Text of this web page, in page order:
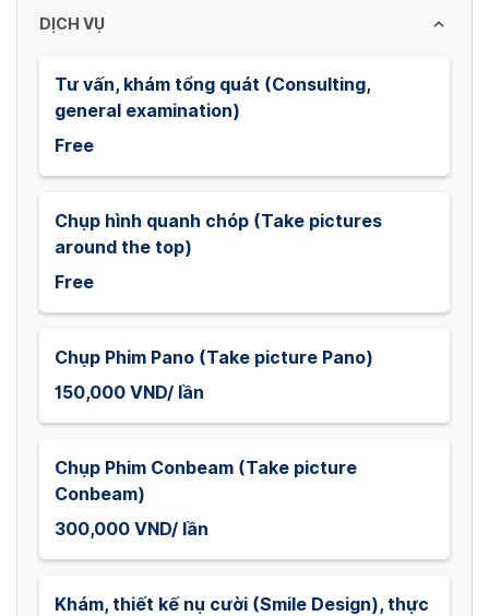
dates.
DỊCH VỤ
Tư vấn, khám tổng quát (Consulting,
general examination)
Free
Chụp hình quanh chóp (Take pictures
around the top)
Free
Chụp Phim Pano (Take picture Pano)
150,000 VND/ lần
Chụp Phim Conbeam (Take picture
Conbeam)
300,000 VND/ lần
Khám, thiết kế nụ cười (Smile Design), thực